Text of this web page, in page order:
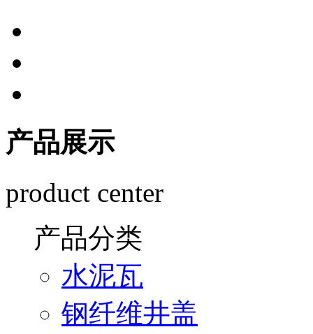
产品展示
product center
产品分类
水泥瓦
钢纤维井盖